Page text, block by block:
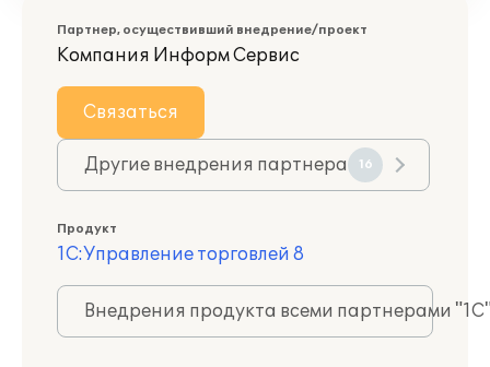
Партнер, осуществивший внедрение/проект
Компания Информ Сервис
Связаться
Другие внедрения партнера 16
Продукт
1С:Управление торговлей 8
Внедрения продукта всеми партнерами